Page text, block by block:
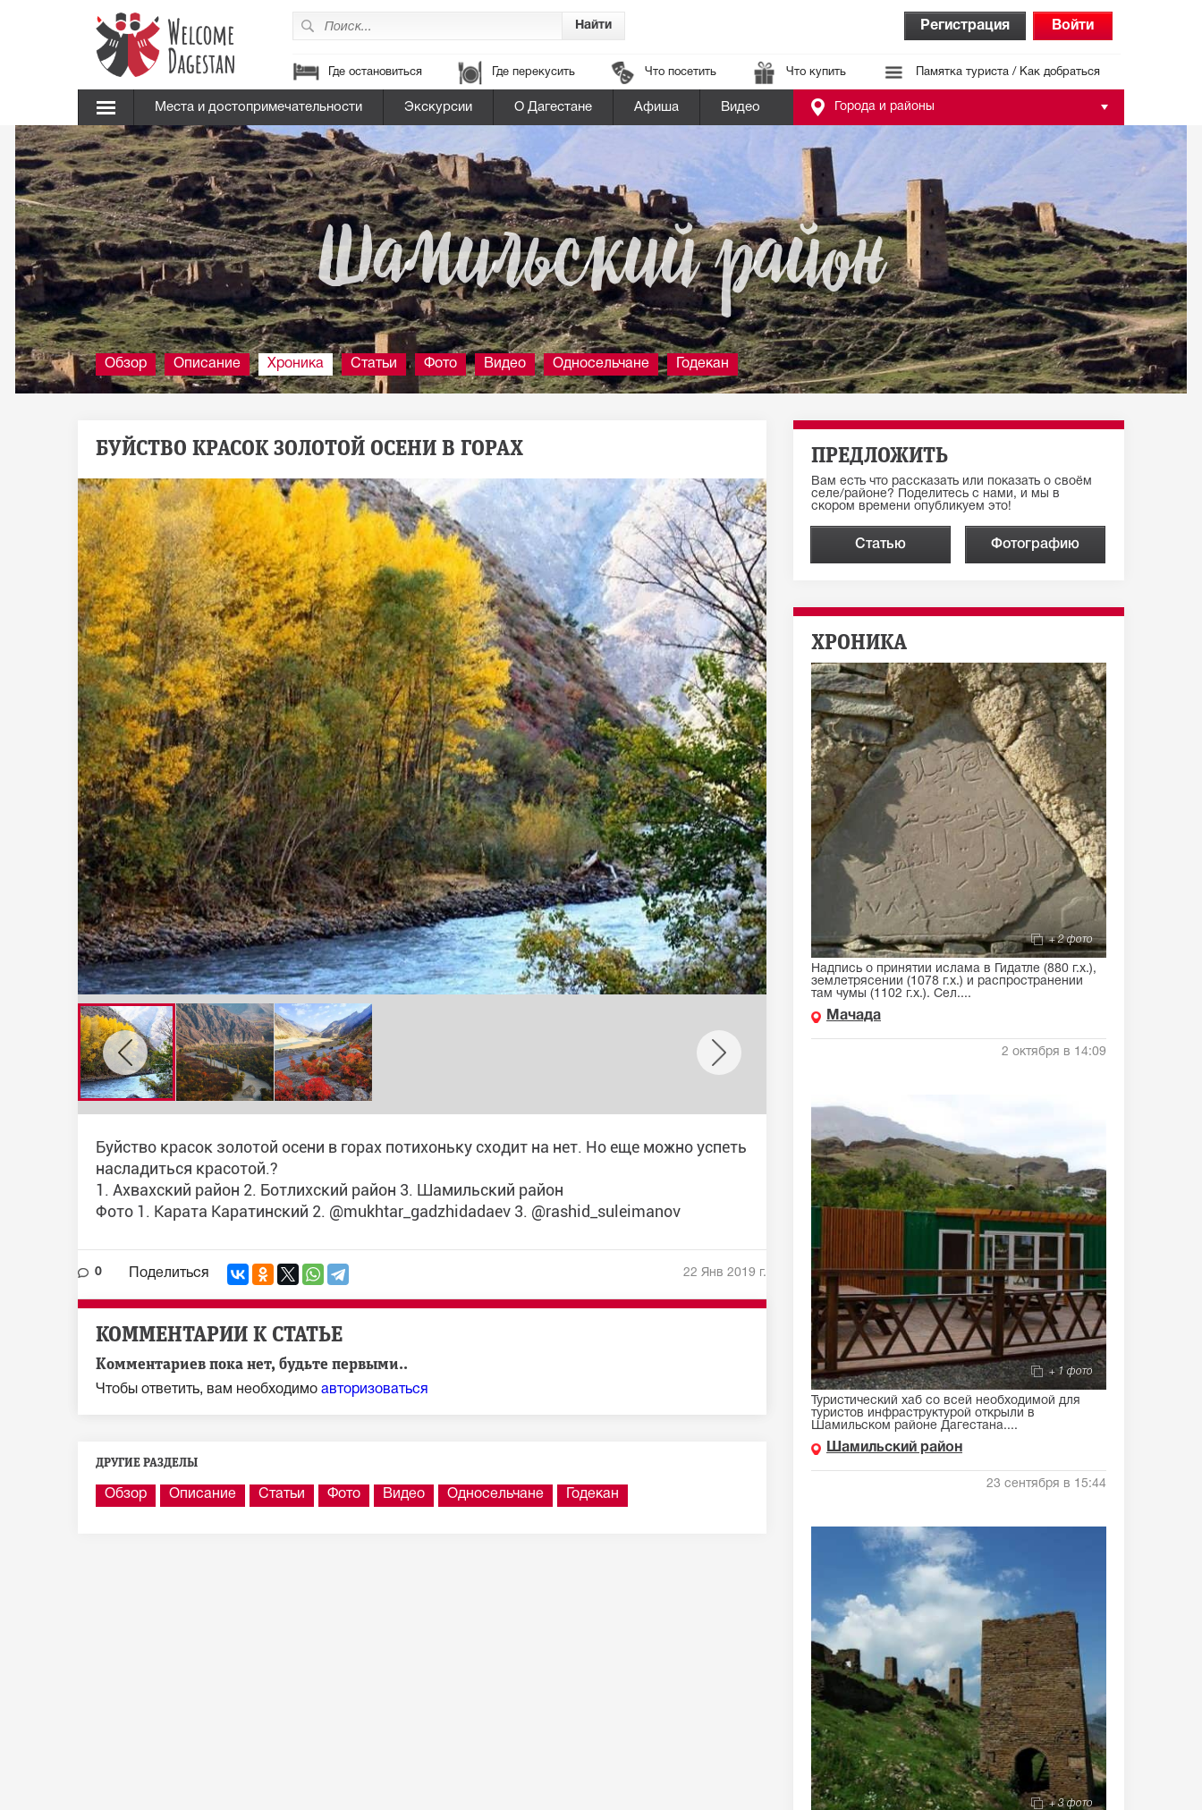
Регистрация Войти
Где остановиться Где перекусить Что посетить Что купить Памятка туриста / Как добраться
Места и достопримечательности Экскурсии О Дагестане Афиша Видео Города и районы
Шамильский район
Обзор Описание Хроника Статьи Фото Видео Односельчане Годекан
БУЙСТВО КРАСОК ЗОЛОТОЙ ОСЕНИ В ГОРАХ
Буйство красок золотой осени в горах потихоньку сходит на нет. Но еще можно успеть
насладиться красотой.?
1. Ахвахский район 2. Ботлихский район 3. Шамильский район
Фото 1. Карата Каратинский 2. @mukhtar_gadzhidadaev 3. @rashid_suleimanov
0 Поделиться 22 Янв 2019 г.
КОММЕНТАРИИ К СТАТЬЕ
Комментариев пока нет, будьте первыми..
Чтобы ответить, вам необходимо авторизоваться
ДРУГИЕ РАЗДЕЛЫ
Обзор Описание Статьи Фото Видео Односельчане Годекан
ПРЕДЛОЖИТЬ
Вам есть что рассказать или показать о своём
селе/районе? Поделитесь с нами, и мы в
скором времени опубликуем это!
Статью Фотографию
ХРОНИКА
+ 2 фото
Надпись о принятии ислама в Гидатле (880 г.х.),
землетрясении (1078 г.х.) и распространении
там чумы (1102 г.х.). Сел....
Мачада
2 октября в 14:09
+ 1 фото
Туристический хаб со всей необходимой для
туристов инфраструктурой открыли в
Шамильском районе Дагестана....
Шамильский район
23 сентября в 15:44
+ 3 фото